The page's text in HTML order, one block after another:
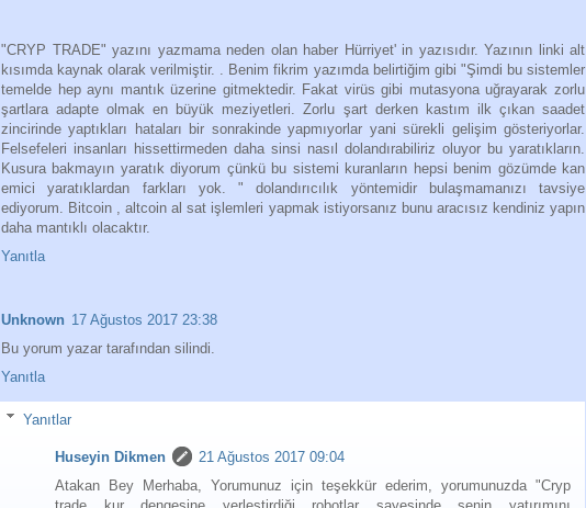
"CRYP TRADE" yazını yazmama neden olan haber Hürriyet' in yazısıdır. Yazının linki alt
kısımda kaynak olarak verilmiştir. . Benim fikrim yazımda belirtiğim gibi "Şimdi bu sistemler
temelde hep aynı mantık üzerine gitmektedir. Fakat virüs gibi mutasyona uğrayarak zorlu
şartlara adapte olmak en büyük meziyetleri. Zorlu şart derken kastım ilk çıkan saadet
zincirinde yaptıkları hataları bir sonrakinde yapmıyorlar yani sürekli gelişim gösteriyorlar.
Felsefeleri insanları hissettirmeden daha sinsi nasıl dolandırabiliriz oluyor bu yaratıkların.
Kusura bakmayın yaratık diyorum çünkü bu sistemi kuranların hepsi benim gözümde kan
emici yaratıklardan farkları yok. " dolandırıcılık yöntemidir bulaşmamanızı tavsiye
ediyorum. Bitcoin , altcoin al sat işlemleri yapmak istiyorsanız bunu aracısız kendiniz yapın
daha mantıklı olacaktır.
Yanıtla
Unknown 17 Ağustos 2017 23:38
Bu yorum yazar tarafından silindi.
Yanıtla
Yanıtlar
Huseyin Dikmen
21 Ağustos 2017 09:04
Atakan Bey Merhaba, Yorumunuz için teşekkür ederim, yorumunuzda "Cryp